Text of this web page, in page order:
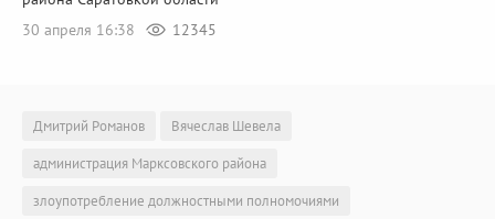
30 апреля 16:38
12345
Дмитрий Романов
Вячеслав Шевела
администрация Марксовского района
злоупотребление должностными полномочиями